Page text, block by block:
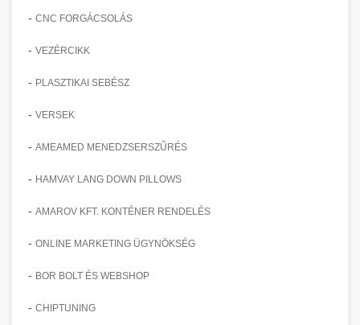
- CNC FORGÁCSOLÁS
- VEZÉRCIKK
- PLASZTIKAI SEBÉSZ
- VERSEK
- AMEAMED MENEDZSERSZŰRÉS
- HAMVAY LANG DOWN PILLOWS
- AMAROV KFT. KONTÉNER RENDELÉS
- ONLINE MARKETING ÜGYNÖKSÉG
- BOR BOLT ÉS WEBSHOP
- CHIPTUNING